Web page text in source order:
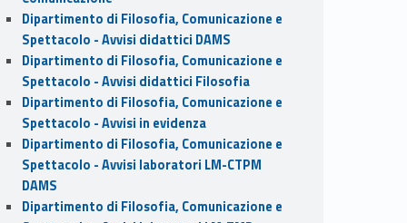
Dipartimento di Filosofia, Comunicazione e
Spettacolo - Avvisi didattici DAMS
Dipartimento di Filosofia, Comunicazione e
Spettacolo - Avvisi didattici Filosofia
Dipartimento di Filosofia, Comunicazione e
Spettacolo - Avvisi in evidenza
Dipartimento di Filosofia, Comunicazione e
Spettacolo - Avvisi laboratori LM-CTPM
DAMS
Dipartimento di Filosofia, Comunicazione e